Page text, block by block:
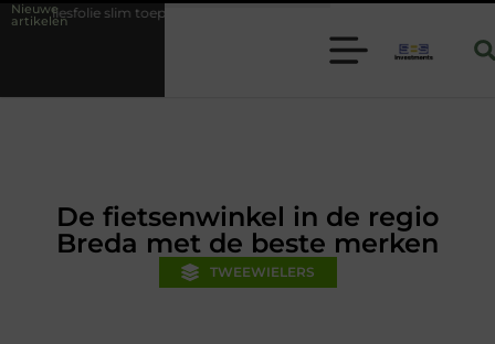
Nieuwe
artikelenbinnen moderne folie techniek
De fietsenwinkel in de regio
Breda met de beste merken
TWEEWIELERS